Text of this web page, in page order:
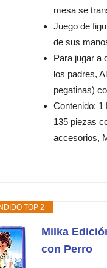
mesa se
Juego de
de sus
Para jugar a
los padres,
pegatinas)
Contenido: 1
135 piezas
accesorios,
TOP 2
Milka
con Perro